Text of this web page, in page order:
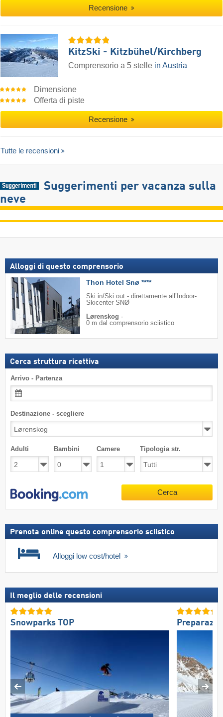
Recensione
KitzSki - Kitzbühel/​Kirchberg
Comprensorio a 5 stelle in Austria
Dimensione
Offerta di piste
Recensione
Tutte le recensioni
Suggerimenti per vacanza sulla
neve
Alloggi di questo comprensorio
Thon Hotel Snø ****
Ski in/Ski out - direttamente all’Indoor-
Skicenter SNØ
Lørenskog ·
0 m dal comprensorio sciistico
Cerca struttura ricettiva
Arrivo - Partenza
Destinazione - scegliere
Adulti Bambini Camere Tipologia str.
Cerca
Prenota online questo comprensorio sciistico
Alloggi low cost/hotel
Il meglio delle recensioni
Snowparks TOP